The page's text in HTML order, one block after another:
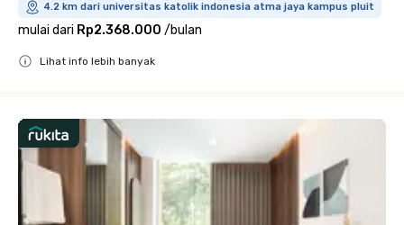
4.2 km dari universitas katolik indonesia atma jaya kampus pluit
mulai dari Rp2.368.000 /bulan
Lihat info lebih banyak